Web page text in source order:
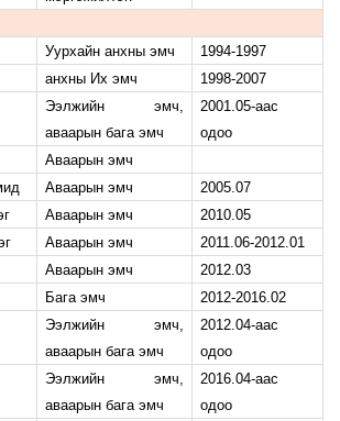
Уурхайн анхны эмч
1994-1997
анхны Их эмч 1998-2007
Ээлжийн эмч,
аваарын бага эмч
2001.05-аас
одоо
Аваарын эмч
Аваарын эмч
2005.07
Аваарын эмч
2010.05
Аваарын эмч
2011.06-2012.01
Аваарын эмч
2012.03
Бага эмч 2012-2016.02
Ээлжийн эмч,
аваарын бага эмч
2012.04-аас
одоо
Ээлжийн эмч,
аваарын бага эмч
2016.04-аас
одоо